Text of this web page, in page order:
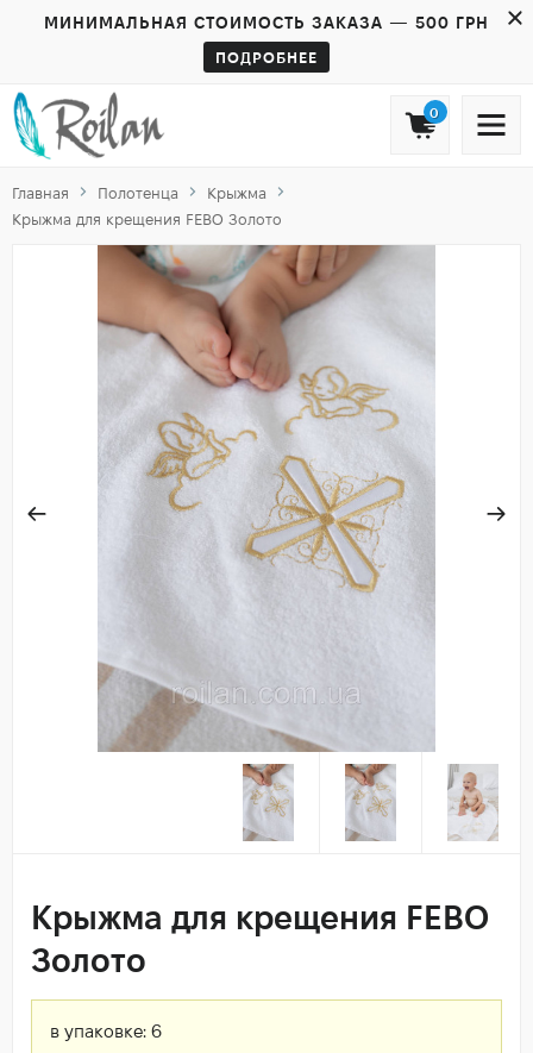
МИНИМАЛЬНАЯ СТОИМОСТЬ ЗАКАЗА — 500 ГРН
ПОДРОБНЕЕ
0
Главная Полотенца
Крыжма
Крыжма для крещения FEBO Золото
Крыжма для крещения FEBO
Золото
в упаковке: 6